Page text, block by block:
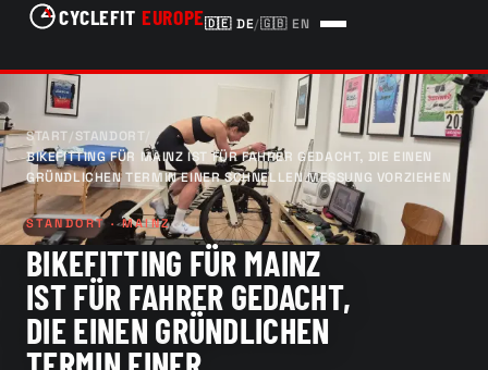
CYCLEFIT EUROPE🇩🇪 DE/🇬🇧 EN
START/STANDORT
BIKEFITTING FÜR MAINZ IST FÜR FAHRER GEDACHT, DIE EINEN
GRÜNDLICHEN TERMIN EINER SCHNELLEN MESSUNG VORZIEHEN
STANDORT · MAINZ
BIKEFITTING FÜR MAINZ
IST FÜR FAHRER GEDACHT,
DIE EINEN GRÜNDLICHEN